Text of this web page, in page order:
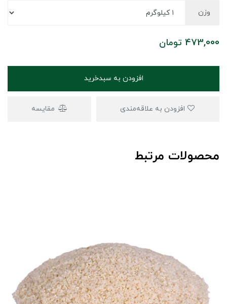
وزن
473,000 تومان
افزودن به سبدخرید
مقایسه
محصولات مرتبط